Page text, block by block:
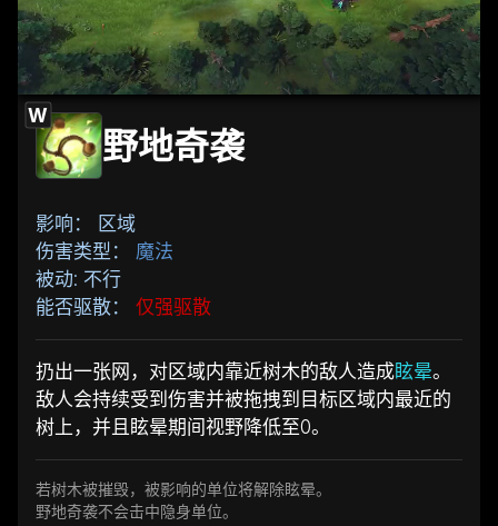
W
野地奇袭
影响： 区域
伤害类型： 魔法
被动: 不行
能否驱散： 仅强驱散
扔出一张网，对区域内靠近树木的敌人造成眩晕。
敌人会持续受到伤害并被拖拽到目标区域内最近的
树上，并且眩晕期间视野降低至0。
若树木被摧毁，被影响的单位将解除眩晕。
野地奇袭不会击中隐身单位。